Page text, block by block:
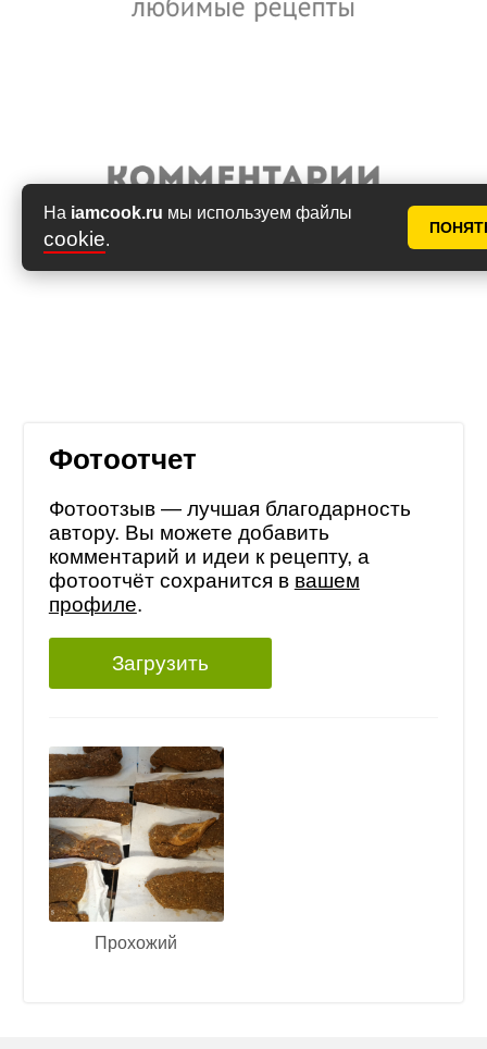
На iamcook.ru мы используем файлы
cookie.
Фотоотчет
Фотоотзыв — лучшая благодарность
автору. Вы можете добавить
комментарий и идеи к рецепту, а
фотоотчёт сохранится в вашем
профиле.
Загрузить
Прохожий